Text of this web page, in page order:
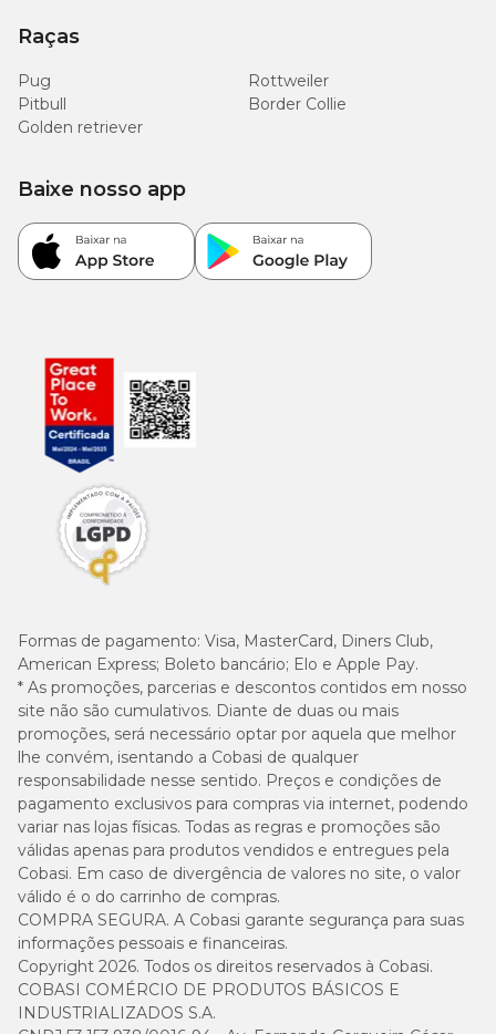
Raças
Pug
Rottweiler
Pitbull
Border Collie
Golden retriever
Formas de pagamento: Visa, MasterCard, Diners Club,
American Express; Boleto bancário; Elo e Apple Pay.
* As promoções, parcerias e descontos contidos em nosso
site não são cumulativos. Diante de duas ou mais
promoções, será necessário optar por aquela que melhor
lhe convém, isentando a Cobasi de qualquer
responsabilidade nesse sentido. Preços e condições de
pagamento exclusivos para compras via internet, podendo
variar nas lojas físicas. Todas as regras e promoções são
válidas apenas para produtos vendidos e entregues pela
Cobasi. Em caso de divergência de valores no site, o valor
válido é o do carrinho de compras.
COMPRA SEGURA. A Cobasi garante segurança para suas
informações pessoais e financeiras.
Copyright 2026. Todos os direitos reservados à Cobasi.
COBASI COMÉRCIO DE PRODUTOS BÁSICOS E
INDUSTRIALIZADOS S.A.
Baixe nosso app